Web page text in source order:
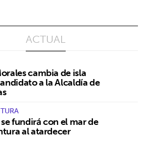
ACTUAL
cambia de isla
a la Alcaldía de
fundirá con el mar de
al atardecer